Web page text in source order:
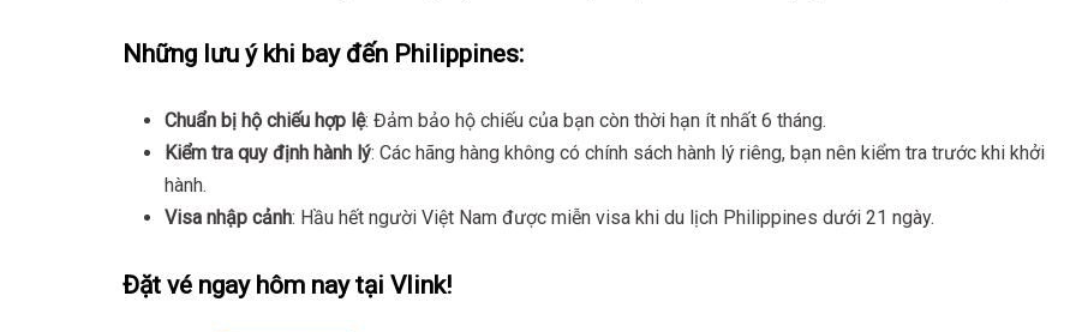
Những lưu ý khi bay đến Philippines:
Chuẩn bị hộ chiếu hợp lệ: Đảm bảo hộ chiếu của bạn còn thời hạn ít nhất 6 tháng.
Kiểm tra quy định hành lý: Các hãng hàng không có chính sách hành lý riêng, bạn nên kiểm tra trước khi khởi
hành.
Visa nhập cảnh: Hầu hết người Việt Nam được miễn visa khi du lịch Philippines dưới 21 ngày.
Đặt vé ngay hôm nay tại Vlink!